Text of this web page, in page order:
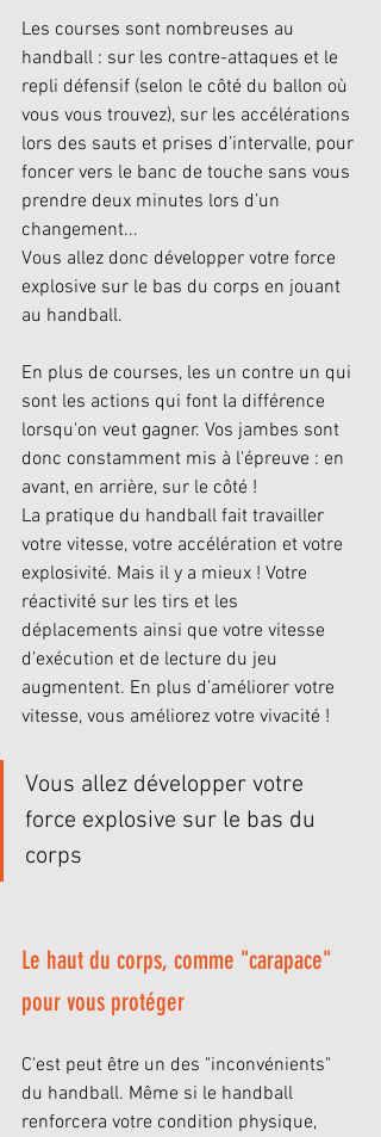
Les courses sont nombreuses au
handball : sur les contre-attaques et le
repli défensif (selon le côté du ballon où
vous vous trouvez), sur les accélérations
lors des sauts et prises d’intervalle, pour
foncer vers le banc de touche sans vous
prendre deux minutes lors d’un
changement...
Vous allez donc développer votre force
explosive sur le bas du corps en jouant
au handball.
En plus de courses, les un contre un qui
sont les actions qui font la différence
lorsqu'on veut gagner. Vos jambes sont
donc constamment mis à l'épreuve : en
avant, en arrière, sur le côté !
La pratique du handball fait travailler
votre vitesse, votre accélération et votre
explosivité. Mais il y a mieux ! Votre
réactivité sur les tirs et les
déplacements ainsi que votre vitesse
d’exécution et de lecture du jeu
augmentent. En plus d’améliorer votre
vitesse, vous améliorez votre vivacité !
Vous allez développer votre
force explosive sur le bas du
corps
Le haut du corps, comme "carapace"
pour vous protéger
C'est peut être un des "inconvénients"
du handball. Même si le handball
renforcera votre condition physique,